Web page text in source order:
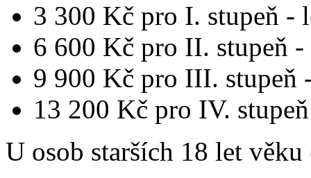
3 300 Kč pro I. stupeň -
6 600 Kč pro II. stupeň -
9 900 Kč pro III. stupeň
13 200 Kč pro IV.
U osob starších 18 let věku